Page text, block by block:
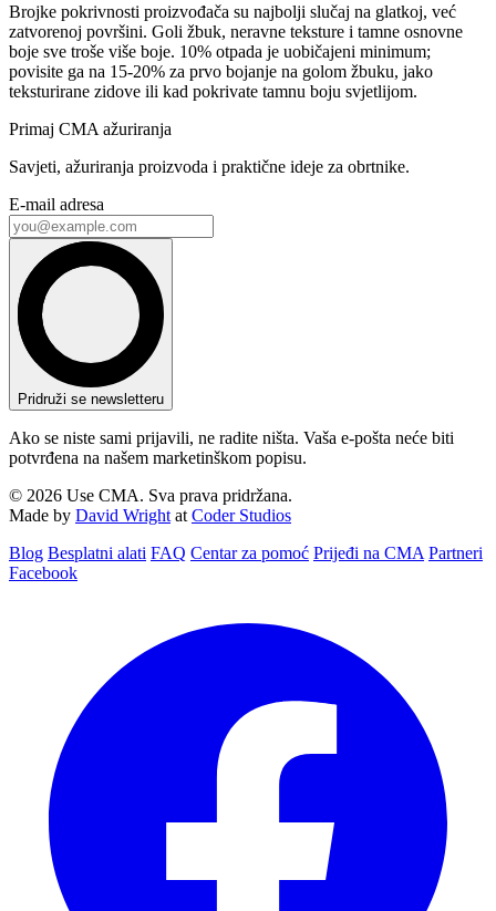
Brojke pokrivnosti proizvođača su najbolji slučaj na glatkoj, već
zatvorenoj površini. Goli žbuk, neravne teksture i tamne osnovne
boje sve troše više boje. 10% otpada je uobičajeni minimum;
povisite ga na 15-20% za prvo bojanje na golom žbuku, jako
teksturirane zidove ili kad pokrivate tamnu boju svjetlijom.
Primaj CMA ažuriranja
Savjeti, ažuriranja proizvoda i praktične ideje za obrtnike.
E-mail adresa
Pridruži se newsletteru
Ako se niste sami prijavili, ne radite ništa. Vaša e-pošta neće biti
potvrđena na našem marketinškom popisu.
© 2026 Use CMA. Sva prava pridržana.
Made by David Wright at Coder Studios
Blog‎ Besplatni alati FAQ Centar za pomoć Prijeđi na CMA Partneri
Facebook